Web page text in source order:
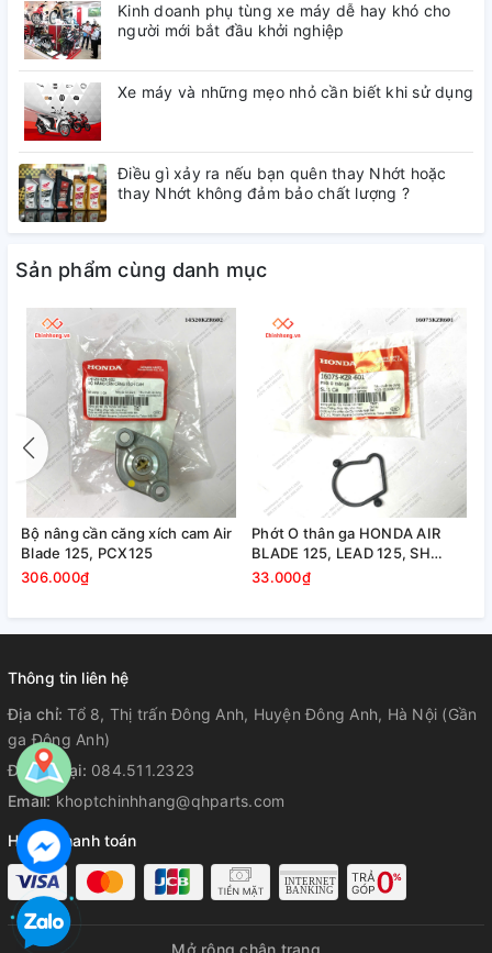
Kinh doanh phụ tùng xe máy dễ hay khó cho
người mới bắt đầu khởi nghiệp
Xe máy và những mẹo nhỏ cần biết khi sử dụng
Điều gì xảy ra nếu bạn quên thay Nhớt hoặc
thay Nhớt không đảm bảo chất lượng ?
Sản phẩm cùng danh mục
Tấm lọc gió HONDA Sh Mode
125 ( 2014-2018 )/ Air Blade
125/150 2013-2022 / Vario /
80.000₫
Lọc Khí HONDA Sh Mode, Air
Blade 125 K27 2012-2018
99.000₫
Thông tin liên hệ
Địa chỉ:Tổ 8, Thị trấn Đông Anh, Huyện Đông Anh, Hà Nội (Gần
ga Đông Anh)
Điện thoại: 084.511.2323
Email:khoptchinhhang@qhparts.com
Hỗ trợ thanh toán